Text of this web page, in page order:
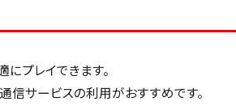
プレイできます。
信サービスの利用がおすすめです。